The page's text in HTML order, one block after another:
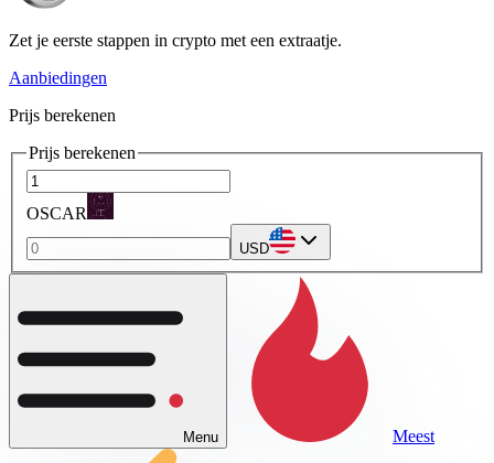
Zet je eerste stappen in crypto met een extraatje.
Aanbiedingen
Prijs berekenen
Prijs berekenen
OSCAR
USD
Menu Meest